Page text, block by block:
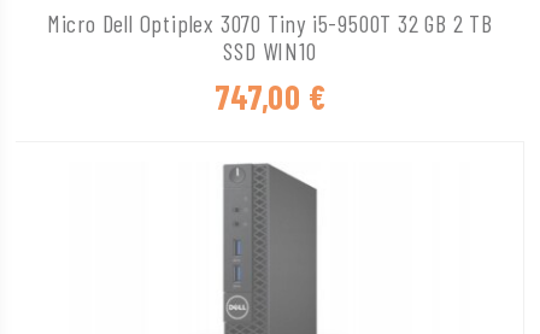
Micro Dell Optiplex 3070 Tiny i5-9500T 32 GB 2 TB
SSD WIN10
747,00 €